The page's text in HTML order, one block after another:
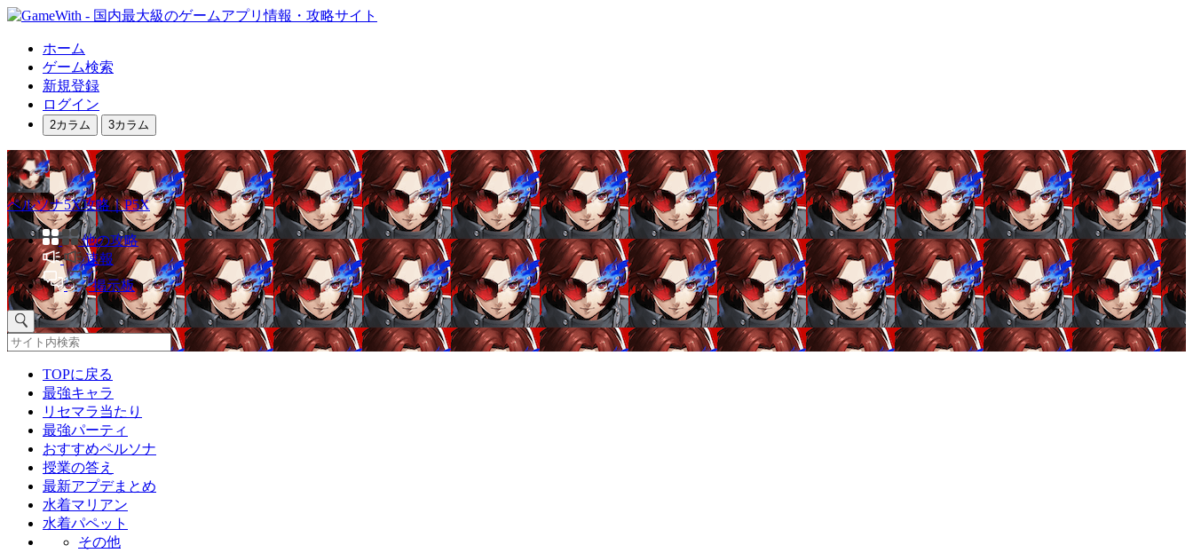
ホーム
ゲーム検索
新規登録
ログイン
2カラム 3カラム
ペルソナ5X攻略｜P5X
他の攻略
速報
掲示板
TOPに戻る
最強キャラ
リセマラ当たり
最強パーティ
おすすめペルソナ
授業の答え
最新アプデまとめ
水着マリアン
水着パペット
その他